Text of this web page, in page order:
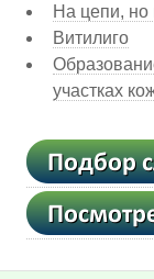
На цепи, но
Витилиго
участках